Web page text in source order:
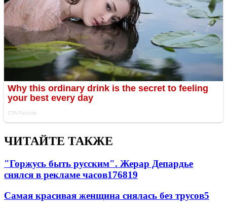
ЧИТАЙТЕ ТАКЖЕ
"Горжусь быть русским". Жерар Депардье
снялся в рекламе часов176819
Самая красивая женщина снялась без трусов5